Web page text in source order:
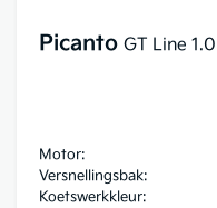
Picanto GT Line
Motor:
Versnellingsbak:
Koetswerkkleur: